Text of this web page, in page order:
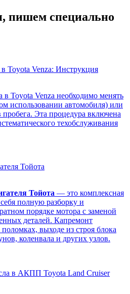
пишем специально
Toyota Venza: Инструкция
в Toyota Venza необходимо менять
использовании автомобиля) или
Эта процедура включена
техобслуживания
Тойота
Тойота — это комплексная
полную разборку и
порядке мотора с заменой
деталей. Капремонт
выходе из строя блока
коленвала и других узлов.
в АКПП Toyota Land Cruiser